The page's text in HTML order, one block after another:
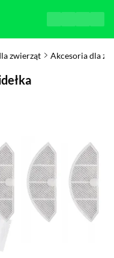
zwierząt Akcesoria dla